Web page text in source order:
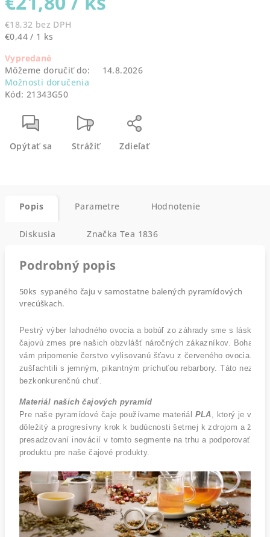
€18,32 bez DPH
Jednotková
€0,44 / 1 ks
Vypredané
Môžeme doručiť do:
14.8.2026
Možnosti doručenia
Kód: 21343G50
Opýtať sa Strážiť Zdieľať
Popis Parametre Hodnotenie
Diskusia Značka Tea 1836
Podrobný popis
50ks sypaného čaju v samostatne balených pyramídových
vrecúškach.
Pestrý výber lahodného ovocia a bobúľ zo záhrady sme s
čajovú zmes pre našich obzvlášť náročných zákazníkov. Bohatá
vám pripomenie čerstvo vylisovanú šťavu z červeného ovocia. V
zušľachtili s jemným, pikantným príchuťou rebarbory. Táto
bezkonkurenčnú chuť.
Materiál našich čajových pyramíd
Pre naše pyramídové čaje používame materiál PLA, ktorý je
dôležitý a progresívny krok k budúcnosti šetrnej k zdrojom a
presadzovaní inovácií v tomto segmente na trhu a podporovať
produktu pre naše čajové produkty.